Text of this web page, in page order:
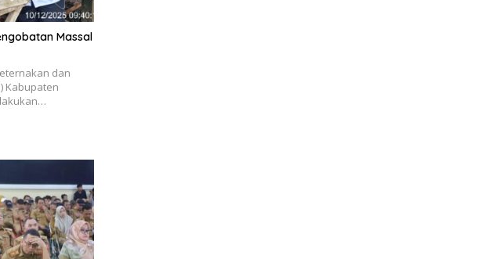
Massal
dan
Kabupaten